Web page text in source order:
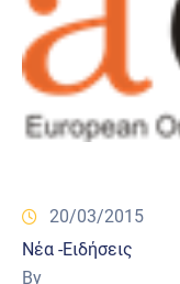
20/03/2015
Νέα -Ειδήσεις
By